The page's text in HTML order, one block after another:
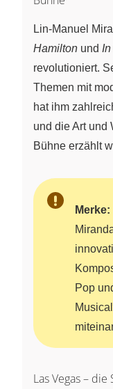
Lin-Manuel
Hamilton und
revolutioniert.
Themen mit
hat ihm
und die Art und
Bühne erzählt
Merke:
Pop
Las Vegas –